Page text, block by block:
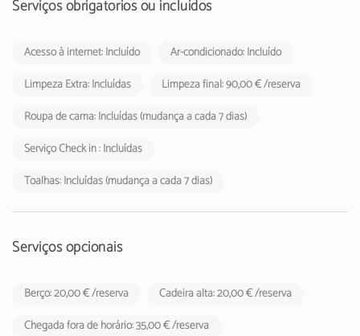
Serviços obrigatórios ou incluídos
Acesso à internet: Incluído
Ar-condicionado: Incluído
Limpeza Extra: Incluídas
Limpeza final: 90,00 € /reserva
Roupa de cama: Incluídas (mudança a cada 7 dias)
Serviço Check in : Incluídas
Toalhas: Incluídas (mudança a cada 7 dias)
Serviços opcionais
Berço: 20,00 € /reserva
Cadeira alta: 20,00 € /reserva
Chegada fora de horário: 35,00 € /reserva